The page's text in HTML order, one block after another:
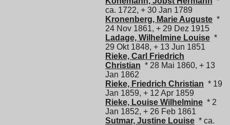
ca. 1722, + 30 Jan 1789
Kronenberg, Marie Auguste *
24 Nov 1861, + 29 Dez 1915
Ladage, Wilhelmine Louise *
29 Okt 1848, + 13 Jun 1851
Rieke, Carl Friedrich
Christian * 28 Mai 1860, + 13
Jan 1862
Rieke, Friedrich Christian * 19
Jan 1859, + 12 Apr 1859
Rieke, Louise Wilhelmine * 2
Jan 1852, + 26 Feb 1861
Sutmar, Justine Louise * ca.